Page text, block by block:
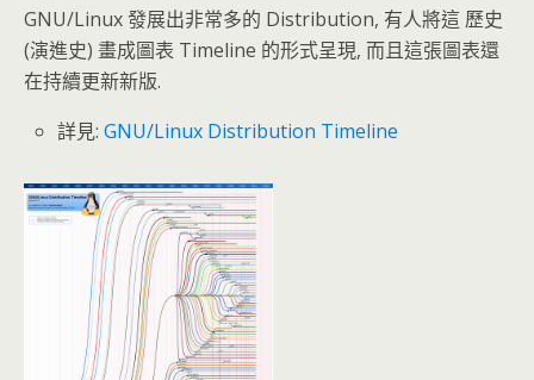
GNU/Linux 發展出非常多的 Distribution, 有人將這 歷史
(演進史) 畫成圖表 Timeline 的形式呈現, 而且這張圖表還
在持續更新新版.
詳見:GNU/Linux Distribution Timeline